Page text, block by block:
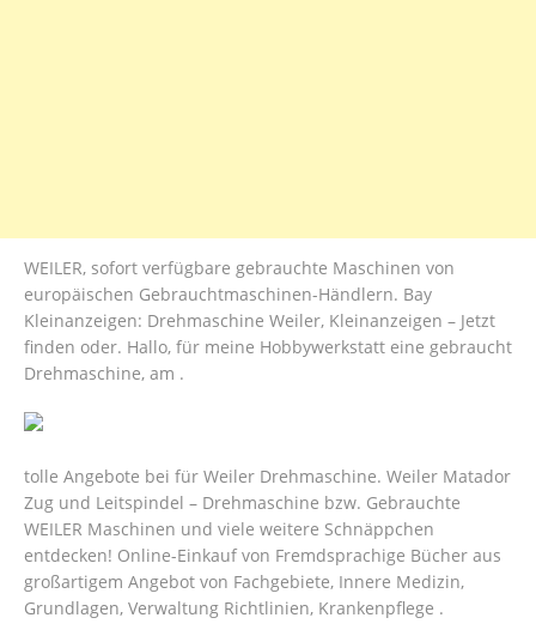
WEILER, sofort verfügbare gebrauchte Maschinen von
europäischen Gebrauchtmaschinen-Händlern. Bay
Kleinanzeigen: Drehmaschine Weiler, Kleinanzeigen – Jetzt
finden oder. Hallo, für meine Hobbywerkstatt eine gebraucht
Drehmaschine, am .
tolle Angebote bei für Weiler Drehmaschine. Weiler Matador
Zug und Leitspindel – Drehmaschine bzw. Gebrauchte
WEILER Maschinen und viele weitere Schnäppchen
entdecken! Online-Einkauf von Fremdsprachige Bücher aus
großartigem Angebot von Fachgebiete, Innere Medizin,
Grundlagen, Verwaltung Richtlinien, Krankenpflege .